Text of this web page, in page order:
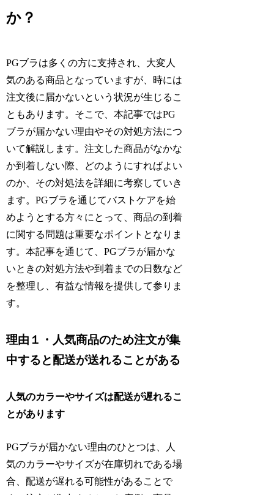
か？
PGブラは多くの方に支持され、大変人
気のある商品となっていますが、時には
注文後に届かないという状況が生じるこ
ともあります。そこで、本記事ではPG
ブラが届かない理由やその対処方法につ
いて解説します。注文した商品がなかな
か到着しない際、どのようにすればよい
のか、その対処法を詳細に考察していき
ます。PGブラを通じてバストケアを始
めようとする方々にとって、商品の到着
に関する問題は重要なポイントとなりま
す。本記事を通じて、PGブラが届かな
いときの対処方法や到着までの日数など
を整理し、有益な情報を提供して参りま
す。
理由１・人気商品のため注文が集
中すると配送が送れることがある
人気のカラーやサイズは配送が遅れるこ
とがあります
PGブラが届かない理由のひとつは、人
気のカラーやサイズが在庫切れである場
合、配送が遅れる可能性があることで